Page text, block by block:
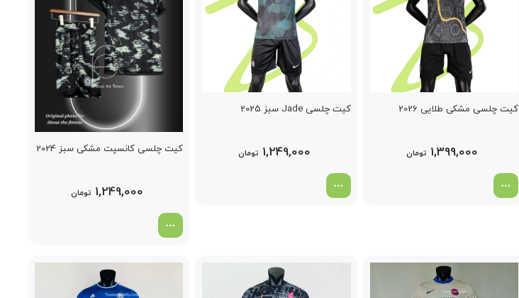
کیت چلسی مشکی طلایی 2026
1,399,000 تومان
کیت چلسی Jade سبز 2025
1,249,000 تومان کیت چلسی کانسپت مشکی سبز 2024
1,249,000 تومان